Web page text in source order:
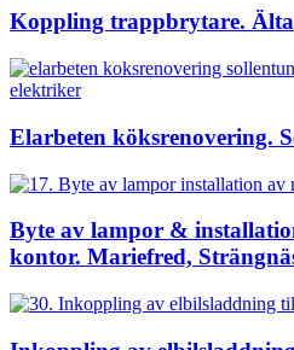
Koppling trappbrytare. Älta
Elarbeten köksrenovering.
Byte av lampor &
kontor. Mariefred,